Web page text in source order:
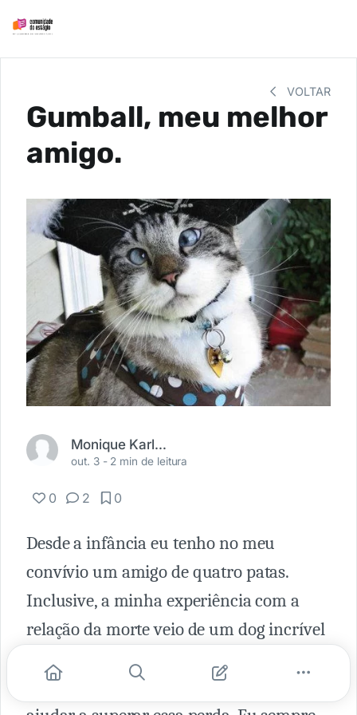
VOLTAR
Gumball, meu melhor
amigo.
Monique Karla Carvalho
out. 3 - 2 min de leitura
0 2 0
Desde a infância eu tenho no meu
convívio um amigo de quatro patas.
Inclusive, a minha experiência com a
relação da morte veio de um dog incrível
tiveram todo amor do mundo de me